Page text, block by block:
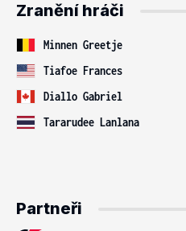
Zranění hráči
Minnen Greetje
Tiafoe Frances
Diallo Gabriel
Tararudee Lanlana
Partneři